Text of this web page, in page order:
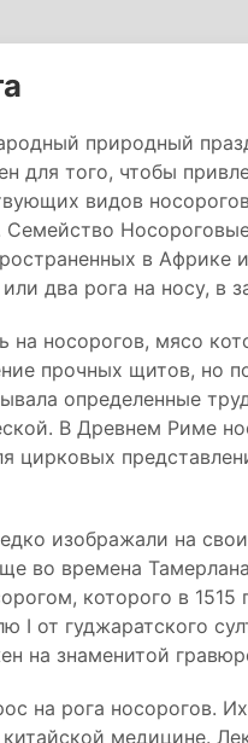
природный
для того, чтобы
видов
Семейство
в Африке
два рога на носу, в
на носорогов, мясо
прочных щитов, но
определенные
В Древнем Риме
цирковых
изображали на
во времена
которого в 1515
I от гуджаратского
на знаменитой
на рога носорогов.
медицине.